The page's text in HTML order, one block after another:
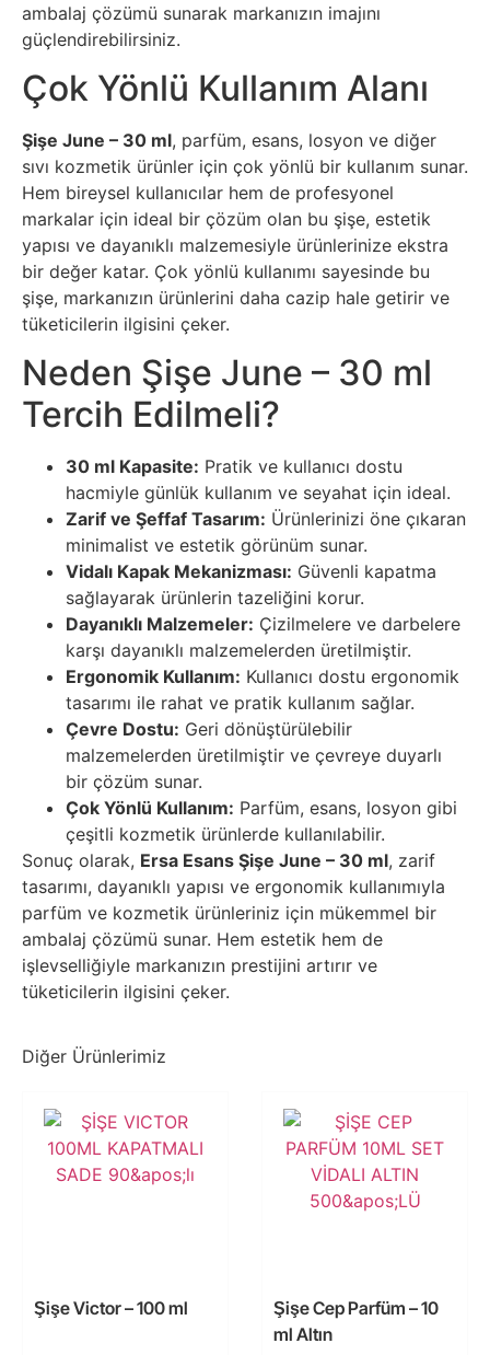
ambalaj çözümü sunarak markanızın imajını
güçlendirebilirsiniz.
Çok Yönlü Kullanım Alanı
Şişe June – 30 ml, parfüm, esans, losyon ve diğer
sıvı kozmetik ürünler için çok yönlü bir kullanım sunar.
Hem bireysel kullanıcılar hem de profesyonel
markalar için ideal bir çözüm olan bu şişe, estetik
yapısı ve dayanıklı malzemesiyle ürünlerinize ekstra
bir değer katar. Çok yönlü kullanımı sayesinde bu
şişe, markanızın ürünlerini daha cazip hale getirir ve
tüketicilerin ilgisini çeker.
Neden Şişe June – 30 ml
Tercih Edilmeli?
30 ml Kapasite: Pratik ve kullanıcı dostu
hacmiyle günlük kullanım ve seyahat için ideal.
Zarif ve Şeffaf Tasarım: Ürünlerinizi öne çıkaran
minimalist ve estetik görünüm sunar.
Vidalı Kapak Mekanizması: Güvenli kapatma
sağlayarak ürünlerin tazeliğini korur.
Dayanıklı Malzemeler: Çizilmelere ve darbelere
karşı dayanıklı malzemelerden üretilmiştir.
Ergonomik Kullanım: Kullanıcı dostu ergonomik
tasarımı ile rahat ve pratik kullanım sağlar.
Çevre Dostu: Geri dönüştürülebilir
malzemelerden üretilmiştir ve çevreye duyarlı
bir çözüm sunar.
Çok Yönlü Kullanım: Parfüm, esans, losyon gibi
çeşitli kozmetik ürünlerde kullanılabilir.
Sonuç olarak, Ersa Esans Şişe June – 30 ml, zarif
tasarımı, dayanıklı yapısı ve ergonomik kullanımıyla
parfüm ve kozmetik ürünleriniz için mükemmel bir
ambalaj çözümü sunar. Hem estetik hem de
işlevselliğiyle markanızın prestijini artırır ve
tüketicilerin ilgisini çeker.
Diğer Ürünlerimiz
Şişe Victor – 100 ml
Şişe Cep Parfüm – 10
ml Altın